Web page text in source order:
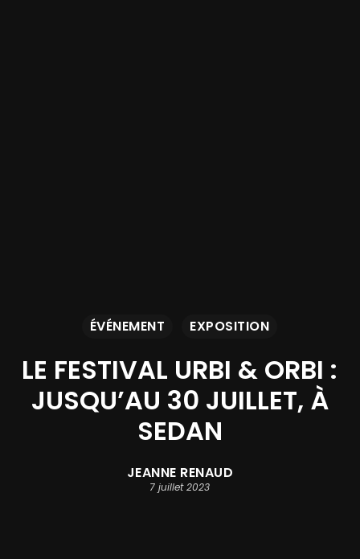
ÉVÉNEMENT EXPOSITION
LE FESTIVAL URBI & ORBI :
JUSQU’AU 30 JUILLET, À
SEDAN
JEANNE RENAUD
7 juillet 2023